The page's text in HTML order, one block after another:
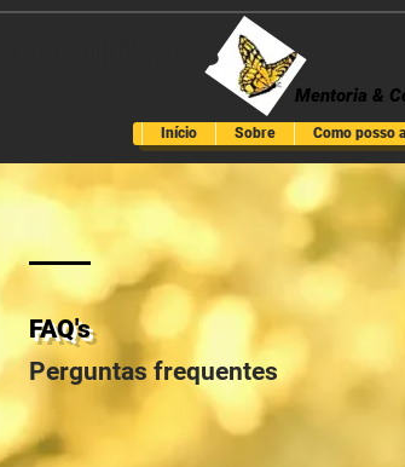
cuidares
Mentoria &
Início Sobre Como posso
FAQ's
Perguntas frequentes